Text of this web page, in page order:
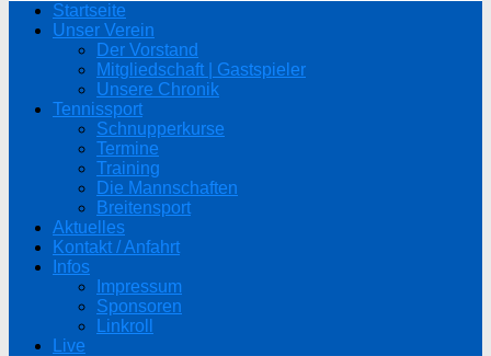
Startseite
Unser Verein
Der Vorstand
Mitgliedschaft | Gastspieler
Unsere Chronik
Tennissport
Schnupperkurse
Termine
Training
Die Mannschaften
Breitensport
Aktuelles
Kontakt / Anfahrt
Infos
Impressum
Sponsoren
Linkroll
Live